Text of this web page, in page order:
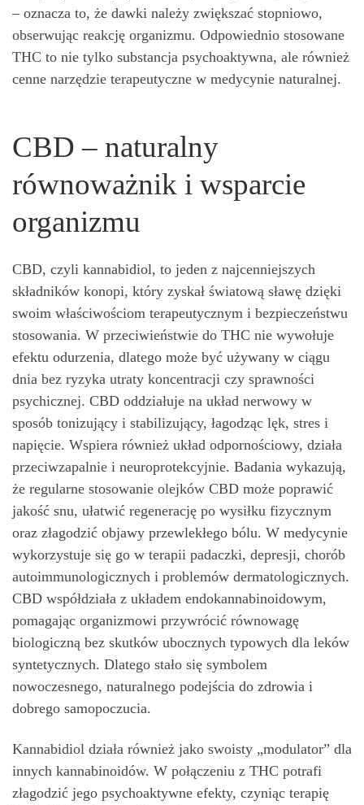
– oznacza to, że dawki należy zwiększać stopniowo,
obserwując reakcję organizmu. Odpowiednio stosowane
THC to nie tylko substancja psychoaktywna, ale również
cenne narzędzie terapeutyczne w medycynie naturalnej.
CBD – naturalny
równoważnik i wsparcie
organizmu
CBD, czyli kannabidiol, to jeden z najcenniejszych
składników konopi, który zyskał światową sławę dzięki
swoim właściwościom terapeutycznym i bezpieczeństwu
stosowania. W przeciwieństwie do THC nie wywołuje
efektu odurzenia, dlatego może być używany w ciągu
dnia bez ryzyka utraty koncentracji czy sprawności
psychicznej. CBD oddziałuje na układ nerwowy w
sposób tonizujący i stabilizujący, łagodząc lęk, stres i
napięcie. Wspiera również układ odpornościowy, działa
przeciwzapalnie i neuroprotekcyjnie. Badania wykazują,
że regularne stosowanie olejków CBD może poprawić
jakość snu, ułatwić regenerację po wysiłku fizycznym
oraz złagodzić objawy przewlekłego bólu. W medycynie
wykorzystuje się go w terapii padaczki, depresji, chorób
autoimmunologicznych i problemów dermatologicznych.
CBD współdziała z układem endokannabinoidowym,
pomagając organizmowi przywrócić równowagę
biologiczną bez skutków ubocznych typowych dla leków
syntetycznych. Dlatego stało się symbolem
nowoczesnego, naturalnego podejścia do zdrowia i
dobrego samopoczucia.
Kannabidiol działa również jako swoisty „modulator” dla
innych kannabinoidów. W połączeniu z THC potrafi
złagodzić jego psychoaktywne efekty, czyniąc terapię